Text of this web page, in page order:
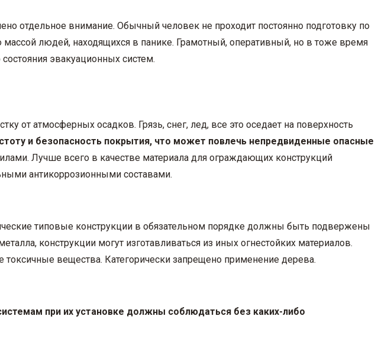
отдельное внимание. Обычный человек не проходит постоянно подготовку по
людей, находящихся в панике. Грамотный, оперативный, но в тоже время
эвакуационных систем.
от атмосферных осадков. Грязь, снег, лед, все это оседает на поверхность
и безопасность покрытия, что может повлечь непредвиденные опасные
Лучше всего в качестве материала для ограждающих конструкций
антикоррозионными составами.
типовые конструкции в обязательном порядке должны быть подвержены
конструкции могут изготавливаться из иных огнестойких материалов.
вещества. Категорически запрещено применение дерева.
при их установке должны соблюдаться без каких-либо